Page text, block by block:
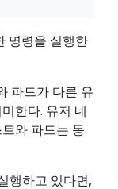
명령을 실행한
파드가 다른 유
한다. 유저 네
와 파드는 동
행하고 있다면,